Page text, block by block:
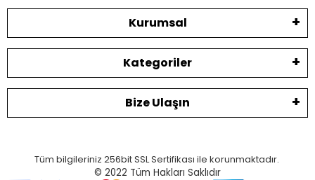
Kurumsal
Kategoriler
Bize Ulaşın
Tüm bilgileriniz 256bit SSL Sertifikası ile korunmaktadır.
© 2022 Tüm Hakları Saklıdır